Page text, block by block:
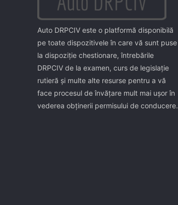
Auto DRPCIV este o platformă disponibilă
pe toate dispozitivele în care vă sunt puse
la dispoziţie chestionare, întrebările
DRPCIV de la examen, curs de legislaţie
rutieră şi multe alte resurse pentru a vă
face procesul de învăţare mult mai uşor în
vederea obţinerii permisului de conducere.